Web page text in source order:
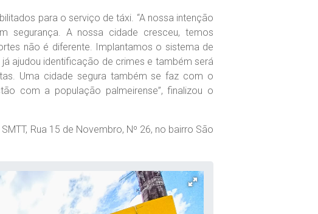
para o serviço de táxi. “A nossa intenção
segurança. A nossa cidade cresceu, temos
não é diferente. Implantamos o sistema de
ajudou identificação de crimes e também será
Uma cidade segura também se faz com o
com a população palmeirense”, finalizou o
Rua 15 de Novembro, Nº 26, no bairro São